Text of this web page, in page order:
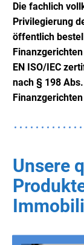
Die fachlich
Privilegierung
öffentlich
EN ISO/IEC
nach § 198
Unsere